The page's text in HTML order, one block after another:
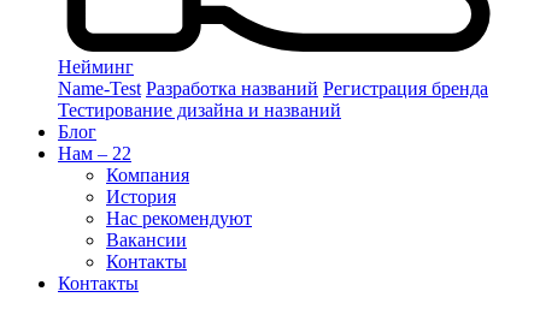
Нейминг
Name-Test Разработка названий Регистрация бренда
Тестирование дизайна и названий
Блог
Нам – 22
Компания
История
Нас рекомендуют
Вакансии
Контакты
Контакты